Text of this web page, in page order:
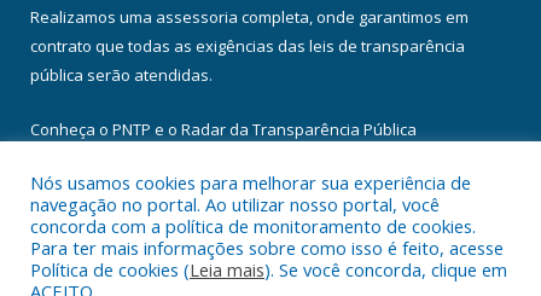
Realizamos uma assessoria completa, onde garantimos em
contrato que todas as exigências das leis de transparência
pública serão atendidas.
Conheça o PNTP e o Radar da Transparência Pública
Todos os direitos reservados a Câmara Municipal de Floresta do
Araguaia.
Nós usamos cookies para melhorar sua experiência de
navegação no portal. Ao utilizar nosso portal, você
concorda com a política de monitoramento de cookies.
Para ter mais informações sobre como isso é feito, acesse
Política de cookies (Leia mais). Se você concorda, clique em
ACEITO.